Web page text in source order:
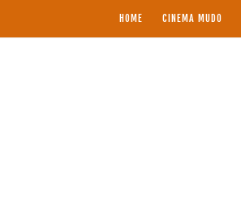
HOME CINEMA MUDO